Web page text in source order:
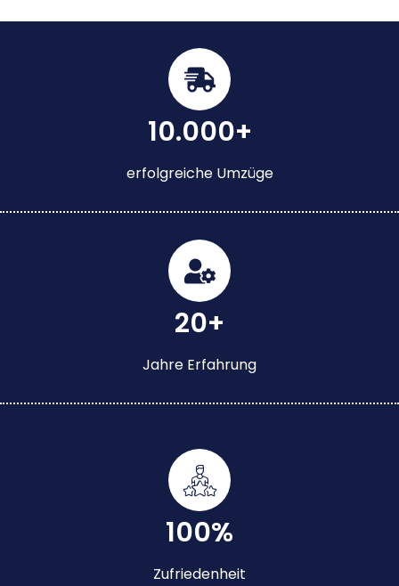
10.000+
erfolgreiche Umzüge
20+
Jahre Erfahrung
100%
Zufriedenheit